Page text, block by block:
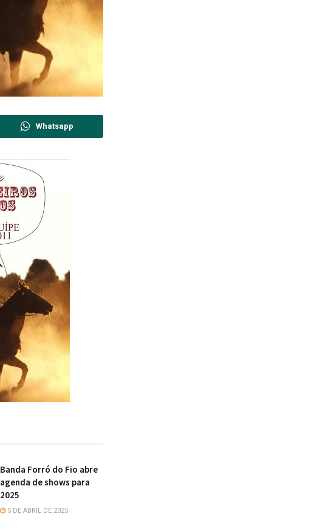
Whatsapp
Banda Forró do Fio abre
agenda de shows para
2025
5 DE ABRIL DE 2025